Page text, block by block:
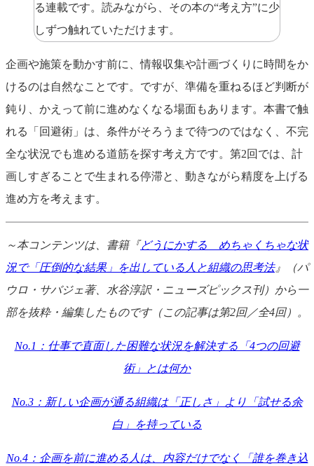
る連載です。読みながら、その本の“考え方”に少
しずつ触れていただけます。
企画や施策を動かす前に、情報収集や計画づくりに時間をか
けるのは自然なことです。ですが、準備を重ねるほど判断が
鈍り、かえって前に進めなくなる場面もあります。本書で触
れる「回避術」は、条件がそろうまで待つのではなく、不完
全な状況でも進める道筋を探す考え方です。第2回では、計
画しすぎることで生まれる停滞と、動きながら精度を上げる
進め方を考えます。
～本コンテンツは、書籍『どうにかする めちゃくちゃな状
況で「圧倒的な結果」を出している人と組織の思考法』（パ
ウロ・サバジェ著、水谷淳訳・ニューズピックス刊）から一
部を抜粋・編集したものです（この記事は第2回／全4回）。
No.1：仕事で直面した困難な状況を解決する「4つの回避
術」とは何か
No.3：新しい企画が通る組織は「正しさ」より「試せる余
白」を持っている
No.4：企画を前に進める人は、内容だけでなく「誰を巻き込